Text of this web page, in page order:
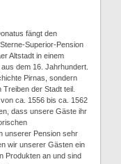
fängt den
Superior-Pension
Altstadt in einem
dem 16. Jahrhundert.
Pirnas, sondern
der Stadt teil.
ca. 1556 bis ca. 1562
dass unsere Gäste ihr
unserer Pension sehr
wir unserer Gästen ein
Produkten an und sind